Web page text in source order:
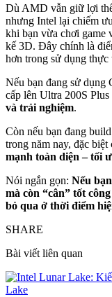
Dù AMD vẫn giữ lợi
nhưng Intel lại chiếm
khi bạn vừa chơi game
kế 3D. Đây chính là
hơn trong sử dụng thực
Nếu bạn đang sử dụng
cấp lên Ultra 200S Plus
và trải nghiệm.
Còn nếu bạn đang
trong năm nay, đặc
mạnh toàn diện – tối
Nói ngắn gọn: Nếu
mà còn “cân” tốt
bỏ qua ở thời điểm
SHARE
Bài viết liên quan